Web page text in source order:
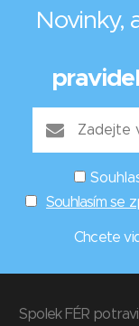
Novinky,
Souhlasím se
Chcete
Spolek FÉR